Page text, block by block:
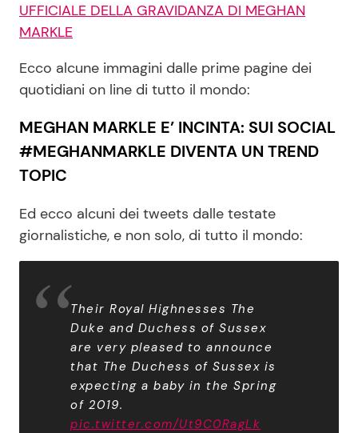
Redazione
Pubblicità
Privacy Policy
UFFICIALE DELLA GRAVIDANZA DI MEGHAN
MARKLE
Ecco alcune immagini dalle prime pagine dei
quotidiani on line di tutto il mondo:
MEGHAN MARKLE E’ INCINTA: SUI SOCIAL
#MEGHANMARKLE DIVENTA UN TREND
TOPIC
Ed ecco alcuni dei tweets dalle testate
giornalistiche, e non solo, di tutto il mondo:
Their Royal Highnesses The
Duke and Duchess of Sussex
are very pleased to announce
that The Duchess of Sussex is
expecting a baby in the Spring
of 2019.
pic.twitter.com/Ut9C0RagLk